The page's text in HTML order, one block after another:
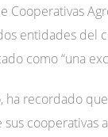
Cooperativas
entidades del
como “una
ha recordado
sus cooperativas